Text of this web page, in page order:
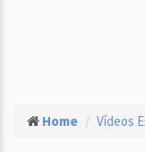
Home Vídeos